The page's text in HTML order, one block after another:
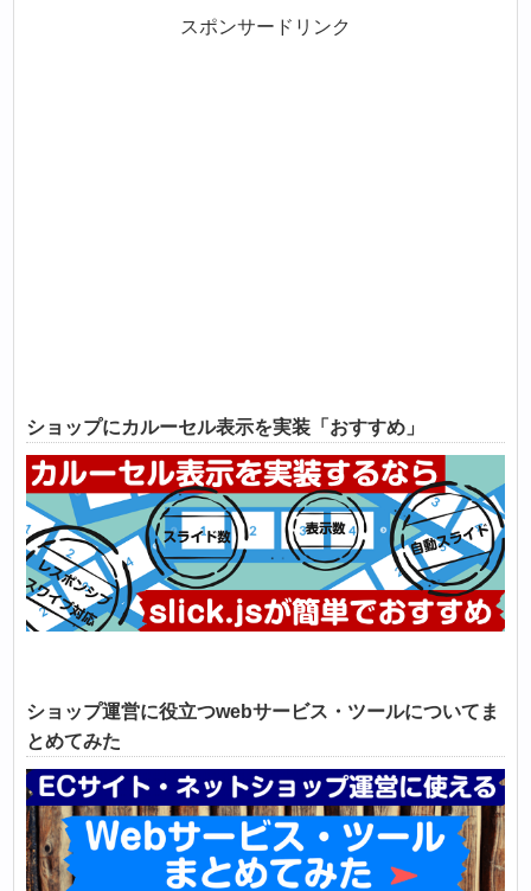
スポンサードリンク
ショップにカルーセル表示を実装「おすすめ」
ショップ運営に役立つwebサービス・ツールについてま
とめてみた